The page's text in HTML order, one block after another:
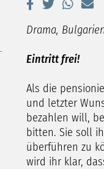
Drama,
Eintritt frei!
Als die
und letzter
bezahlen will,
bitten. Sie soll
überführen zu
wird ihr klar,